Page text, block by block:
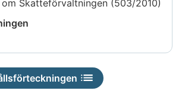
Skatteförvaltningen (503/2010)